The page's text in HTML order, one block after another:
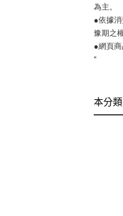
為主。
●依據
豫期之
●網頁
"
本分